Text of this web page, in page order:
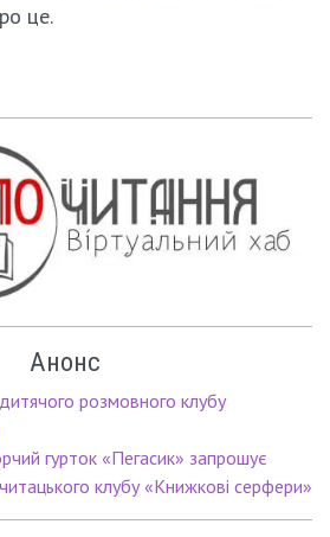
це.
Анонс
розмовного клубу
гурток «Пегасик» запрошує
клубу «Книжкові серфери»